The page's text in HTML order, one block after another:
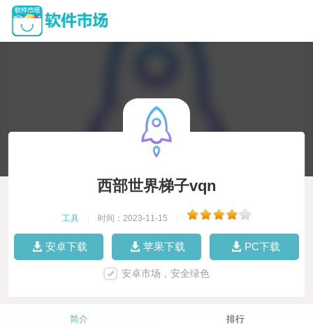
西部世界梯子vqn
工具 时间：2023-11-15
安卓下载 苹果下载 PC下载
安卓市场，安全绿色
简介 排行